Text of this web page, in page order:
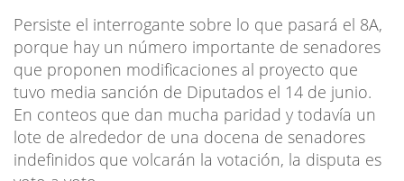
Persiste el interrogante sobre lo que pasará el 8A,
porque hay un número importante de senadores
que proponen modificaciones al proyecto que
tuvo media sanción de Diputados el 14 de junio.
En conteos que dan mucha paridad y todavía un
lote de alrededor de una docena de senadores
indefinidos que volcarán la votación, la disputa es